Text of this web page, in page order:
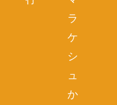
ラ
ケ
シ
ュ
か